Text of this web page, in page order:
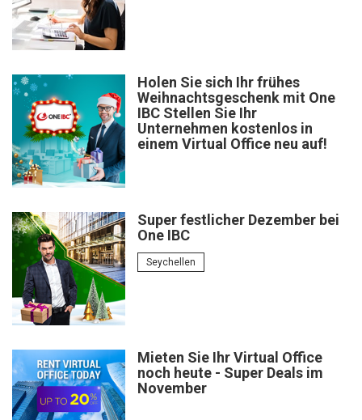
Holen Sie sich Ihr frühes
Weihnachtsgeschenk mit One
IBC Stellen Sie Ihr
Unternehmen kostenlos in
einem Virtual Office neu auf!
Super festlicher Dezember bei
One IBC
Seychellen
Mieten Sie Ihr Virtual Office
noch heute - Super Deals im
November